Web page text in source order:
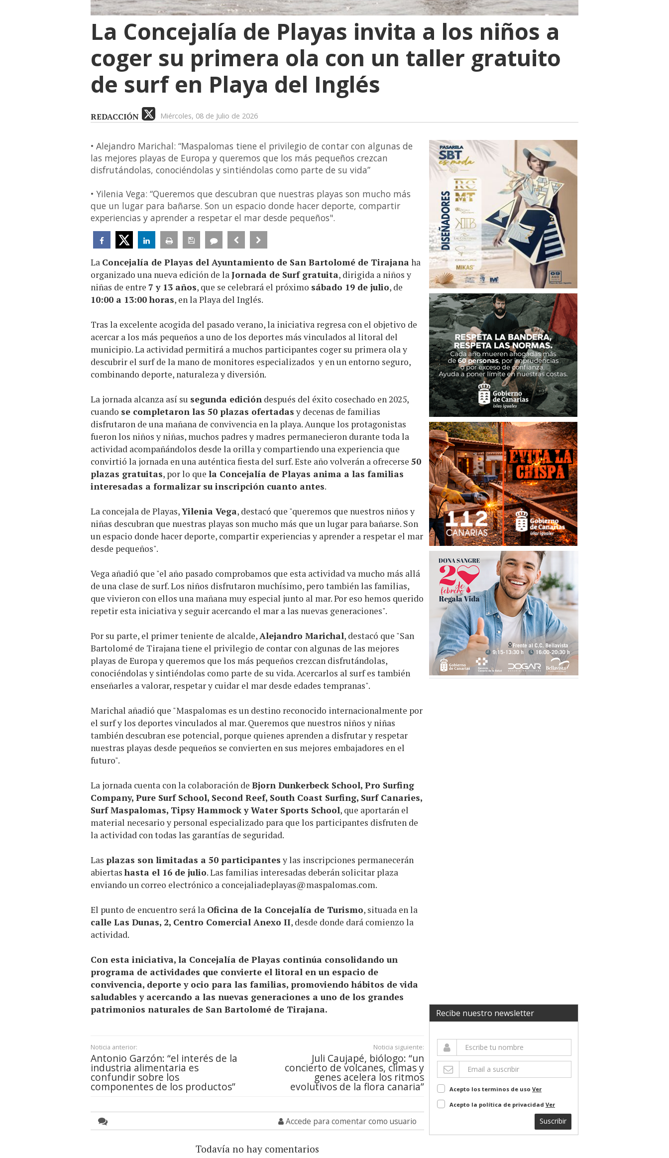
La Concejalía de Playas invita a los niños a
coger su primera ola con un taller gratuito
de surf en Playa del Inglés
REDACCIÓN Miércoles, 08 de Julio de 2026
• Alejandro Marichal: “Maspalomas tiene el privilegio de contar con algunas de
las mejores playas de Europa y queremos que los más pequeños crezcan
disfrutándolas, conociéndolas y sintiéndolas como parte de su vida”
• Yilenia Vega: “Queremos que descubran que nuestras playas son mucho más
que un lugar para bañarse. Son un espacio donde hacer deporte, compartir
experiencias y aprender a respetar el mar desde pequeños".
La Concejalía de Playas del Ayuntamiento de San Bartolomé de Tirajana ha
organizado una nueva edición de laJornada de Surf gratuita, dirigida a niños y
niñas de entre 7 y 13 años, que se celebrará el próximo sábado 19 de julio, de
10:00 a 13:00 horas, en la Playa del Inglés.
Tras la excelente acogida del pasado verano, la iniciativa regresa con el objetivo de
acercar a los más pequeños a uno de los deportes más vinculados al litoral del
municipio. La actividad permitirá a muchos participantes coger su primera ola y
descubrir el surf de la mano de monitores especializados y en un entorno seguro,
combinando deporte, naturaleza y diversión.
La jornada alcanza así su segunda edición después del éxito cosechado en 2025,
cuando se completaron las 50 plazas ofertadas y decenas de familias
disfrutaron de una mañana de convivencia en la playa. Aunque los protagonistas
fueron los niños y niñas, muchos padres y madres permanecieron durante toda la
actividad acompañándolos desde la orilla y compartiendo una experiencia que
convirtió la jornada en una auténtica fiesta del surf. Este año volverán a ofrecerse 50
plazas gratuitas, por lo que la Concejalía de Playas anima a las familias
interesadas a formalizar su inscripción cuanto antes.
La concejala de Playas,Yilenia Vega, destacó que "queremos que nuestros niños y
niñas descubran que nuestras playas son mucho más que un lugar para bañarse. Son
un espacio donde hacer deporte, compartir experiencias y aprender a respetar el mar
desde pequeños".
Vega añadió que "el año pasado comprobamos que esta actividad va mucho más allá
de una clase de surf. Los niños disfrutaron muchísimo, pero también las familias,
que vivieron con ellos una mañana muy especial junto al mar. Por eso hemos querido
repetir esta iniciativa y seguir acercando el mar a las nuevas generaciones".
Por su parte, el primer teniente de alcalde,Alejandro Marichal, destacó que "San
Bartolomé de Tirajana tiene el privilegio de contar con algunas de las mejores
playas de Europa y queremos que los más pequeños crezcan disfrutándolas,
conociéndolas y sintiéndolas como parte de su vida. Acercarlos al surf es también
enseñarles a valorar, respetar y cuidar el mar desde edades tempranas".
Marichal añadió que "Maspalomas es un destino reconocido internacionalmente por
el surf y los deportes vinculados al mar. Queremos que nuestros niños y niñas
también descubran ese potencial, porque quienes aprenden a disfrutar y respetar
nuestras playas desde pequeños se convierten en sus mejores embajadores en el
futuro".
La jornada cuenta con la colaboración de Bjorn Dunkerbeck School, Pro Surfing
Company, Pure Surf School, Second Reef, South Coast Surfing, Surf Canaries,
Surf Maspalomas, Tipsy Hammock y Water Sports School, que aportarán el
material necesario y personal especializado para que los participantes disfruten de
la actividad con todas las garantías de seguridad.
Las plazas son limitadas a 50 participantes y las inscripciones permanecerán
abiertashasta el 16 de julio. Las familias interesadas deberán solicitar plaza
enviando un correo electrónico a concejaliadeplayas@maspalomas.com.
El punto de encuentro será la Oficina de la Concejalía de Turismo, situada en la
calle Las Dunas, 2, Centro Comercial Anexo II, desde donde dará comienzo la
actividad.
Con esta iniciativa, la Concejalía de Playas continúa consolidando un
programa de actividades que convierte el litoral en un espacio de
convivencia, deporte y ocio para las familias, promoviendo hábitos de vida
saludables y acercando a las nuevas generaciones a uno de los grandes
patrimonios naturales de San Bartolomé de Tirajana.
Noticia anterior:
Antonio Garzón: “el interés de la
industria alimentaria es
confundir sobre los
componentes de los productos”
Noticia siguiente:
Juli Caujapé, biólogo: “un
concierto de volcanes, climas y
genes acelera los ritmos
evolutivos de la flora canaria”
Accede para comentar como usuario
Todavía no hay comentarios
Recibe nuestro newsletter
Acepto los terminos de uso Ver
Acepto la política de privacidad Ver
Suscribir